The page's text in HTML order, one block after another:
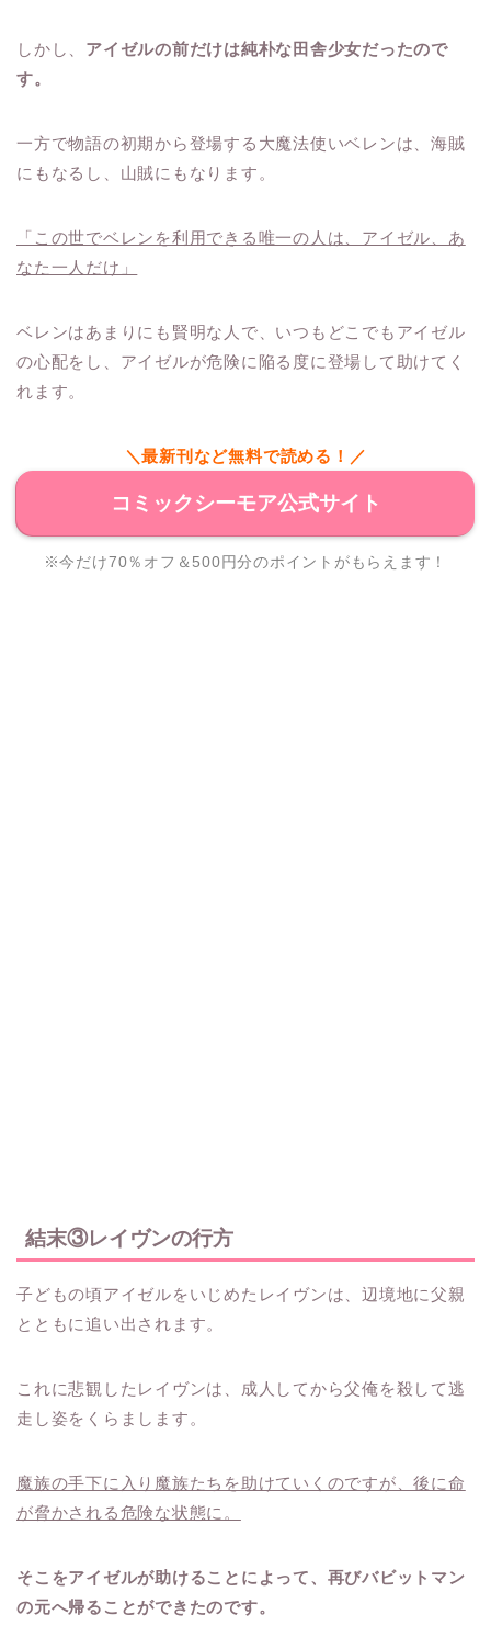
しかし、 アイゼルの前だけは純朴な田舎少女だったので
す。
一方で物語の初期から登場する大魔法使いベレンは、海賊
にもなるし、山賊にもなります。
「この世でベレンを利用できる唯一の人は、アイゼル、あ
なた一人だけ」
ベレンはあまりにも賢明な人で、いつもどこでもアイゼル
の心配をし、アイゼルが危険に陥る度に登場して助けてく
れます。
＼最新刊など無料で読める！／
コミックシーモア公式サイト
※今だけ70％オフ＆500円分のポイントがもらえます！
結末③レイヴンの行方
子どもの頃アイゼルをいじめたレイヴンは、辺境地に父親
とともに追い出されます。
これに悲観したレイヴンは、成人してから父俺を殺して逃
走し姿をくらまします。
魔族の手下に入り魔族たちを助けていくのですが、後に命
が脅かされる危険な状態に。
そこをアイゼルが助けることによって、再びバビットマン
の元へ帰ることができたのです。